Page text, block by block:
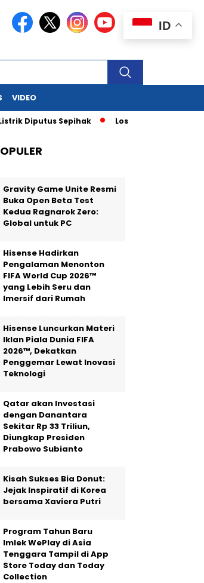
VIDEO
Diputus Sepihak Los Angeles Membara:
Gravity Game Unite Resmi
Buka Open Beta Test
Kedua Ragnarok Zero:
Global untuk PC
Hisense Hadirkan
Pengalaman Menonton
FIFA World Cup 2026™
yang Lebih Seru dan
Imersif dari Rumah
Hisense Luncurkan Materi
Iklan Piala Dunia FIFA
2026™, Dekatkan
Penggemar Lewat Inovasi
Teknologi
Qatar akan Investasi
dengan Danantara
Sekitar Rp 33 Triliun,
Diungkap Presiden
Prabowo Subianto
Kisah Sukses Bia Donut:
Jejak Inspiratif di Korea
bersama Xaviera Putri
Program Tahun Baru
Imlek WePlay di Asia
Tenggara Tampil di App
Store Today dan Today
Collection
ID